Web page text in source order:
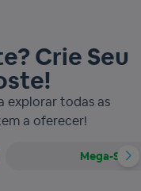
Crie Seu
explorar todas as
a oferecer!
Mega-Sena